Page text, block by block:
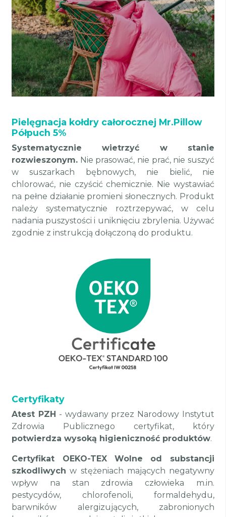
Pielęgnacja kołdry całorocznej Mr.Pillow
Półpuch 5%
Systematycznie wietrzyć w stanie
rozwieszonym. Nie prasować, nie prać, nie suszyć
w suszarkach bębnowych, nie bielić, nie
chlorować, nie czyścić chemicznie. Nie wystawiać
na pełne działanie promieni słonecznych. Produkt
należy systematycznie roztrzepywać, w celu
nadania puszystości i uniknięciu zbrylenia. Używać
zgodnie z instrukcją dołączoną do produktu.
Certyfikaty
Atest PZH - wydawany przez Narodowy Instytut
Zdrowia Publicznego certyfikat, który
potwierdza wysoką higieniczność produktów.
Certyfikat OEKO-TEX
Wolne od substancji
szkodliwych w stężeniach mających negatywny
wpływ na stan zdrowia człowieka m.in.
pestycydów, chlorofenoli, formaldehydu,
barwników alergizujących, zabronionych